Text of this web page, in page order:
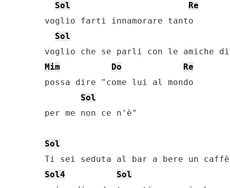
Sol
Re
voglio farti innamorare tanto
Sol
Mim Do
Re
possa dire "come lui al mondo
Sol
per me non ce n'è"
Sol
Sol4
Sol